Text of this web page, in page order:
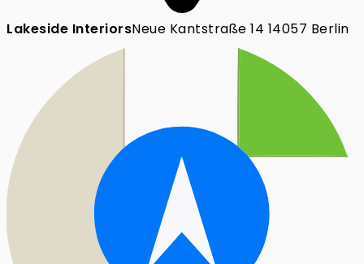
Lakeside InteriorsNeue Kantstraße 14 14057 Berlin